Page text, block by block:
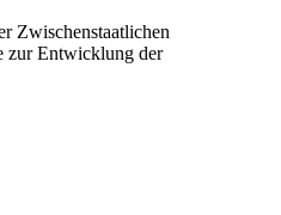
Zwischenstaatlichen
zur Entwicklung der